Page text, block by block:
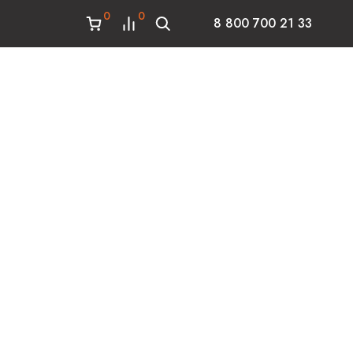
0 0 8 800 700 21 33